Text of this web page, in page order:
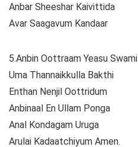
Anbar Sheeshar Kaivittida
Avar Saagavum Kandaar
5.Anbin Oottraam Yeasu Swami
Uma Thannaikkulla Bakthi
Enthan Nenjil Oottridum
Anbinaal En Ullam Ponga
Anal Kondagam Uruga
Arulai Kadaatchiyum Amen.